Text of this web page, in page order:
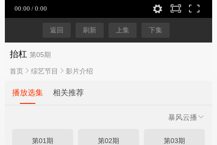
返回 刷新 上集 下集
抬杠 第05期
首页 综艺节目 影片介绍
播放选集 相关推荐
暴风云播
第01期 第02期 第03期